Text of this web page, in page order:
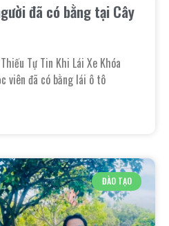
đã có bằng tại Cây
Tự Tin Khi Lái Xe Khóa
viên đã có bằng lái ô tô
ĐÀO TẠO